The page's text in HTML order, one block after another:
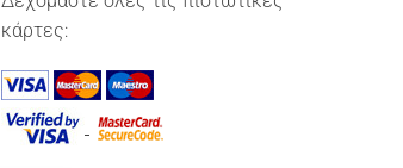
κάρτες: